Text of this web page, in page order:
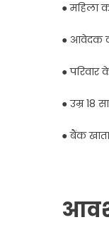
● महिला
● आवेदक
● परिवार
● उम्र 18
● बैंक